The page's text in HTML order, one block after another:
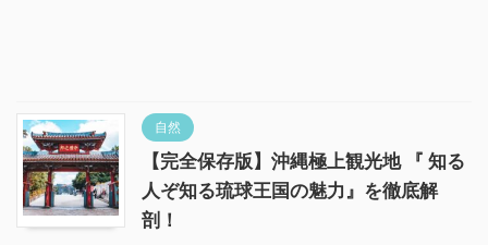
自然
【完全保存版】沖縄極上観光地 『 知る
人ぞ知る琉球王国の魅力』を徹底解
剖！